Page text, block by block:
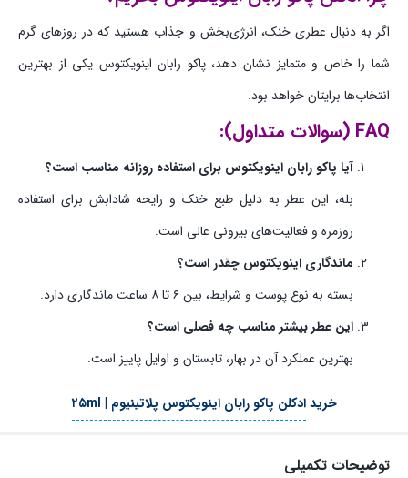
اگر به دنبال عطری خنک، انرژی‌بخش و جذاب هستید که در روزهای گرم
شما را خاص و متمایز نشان دهد، پاکو رابان اینویکتوس یکی از بهترین
انتخاب‌ها برایتان خواهد بود.
FAQ (سوالات متداول):
آیا پاکو رابان اینویکتوس برای استفاده روزانه مناسب است؟
بله، این عطر به دلیل طبع خنک و رایحه شادابش برای استفاده
روزمره و فعالیت‌های بیرونی عالی است.
ماندگاری اینویکتوس چقدر است؟
بسته به نوع پوست و شرایط، بین ۶ تا ۸ ساعت ماندگاری دارد.
این عطر بیشتر مناسب چه فصلی است؟
بهترین عملکرد آن در بهار، تابستان و اوایل پاییز است.
خریدادکلن پاکو رابان اینویکتوس پلاتینیوم | ۲۵ml
توضیحات تکمیلی